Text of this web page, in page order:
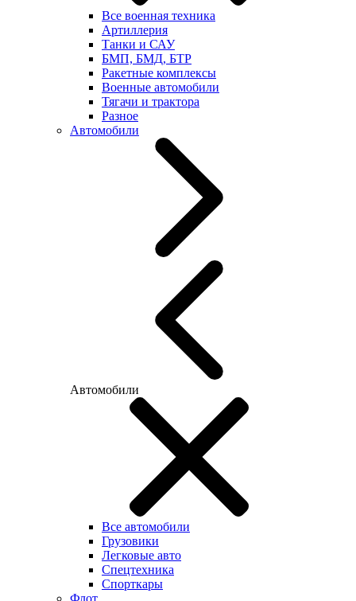
Все военная техника
Артиллерия
Танки и САУ
БМП, БМД, БТР
Ракетные комплексы
Военные автомобили
Тягачи и трактора
Разное
Автомобили
Автомобили
Все автомобили
Грузовики
Легковые авто
Спецтехника
Спорткары
Флот